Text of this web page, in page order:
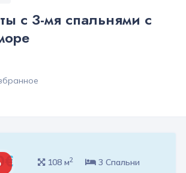
с 3-мя спальнями с
108 м2
3 Спальни